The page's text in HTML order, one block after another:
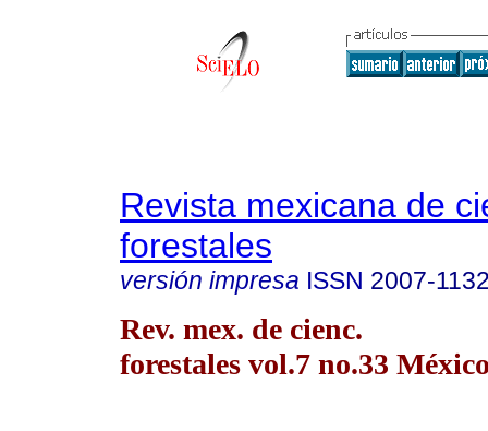
Revista mexicana de
forestales
versión impresa ISSN 2007-
Rev. mex. de cienc.
forestales vol.7 no.33